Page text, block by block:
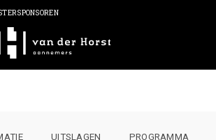
UITSLAGEN PROGRAMMA